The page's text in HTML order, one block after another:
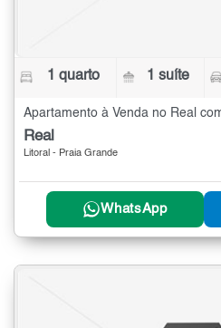
1 quarto 1 suíte
Apartamento à Venda no Real
Real
Litoral - Praia Grande
WhatsApp